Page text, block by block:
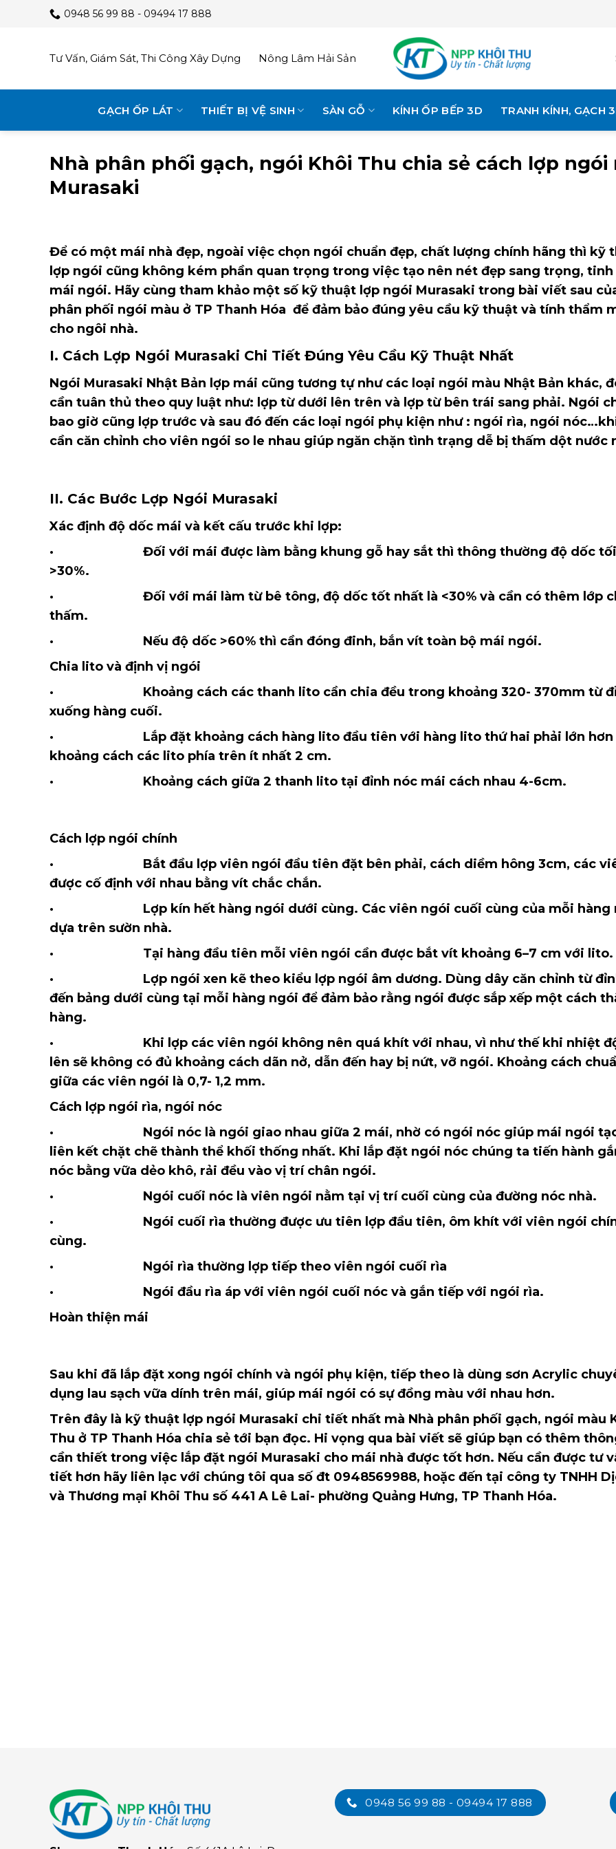
0948 56 99 88 - 09494 17 888
Tư Vấn, Giám Sát, Thi Công Xây Dựng Nông Lâm Hải Sản
GẠCH ỐP LÁT THIẾT BỊ VỆ SINH SÀN GỖ KÍNH ỐP BẾP 3D TRANH KÍNH, GẠCH
Nhà phân phối gạch, ngói Khôi Thu chia sẻ cách lợp ngói
Murasaki
Để có một mái nhà đẹp, ngoài việc chọn ngói chuẩn đẹp, chất lượng chính hãng thì kỹ
lợp ngói cũng không kém phần quan trọng trong việc tạo nên nét đẹp sang trọng, tinh
mái ngói. Hãy cùng tham khảo một số kỹ thuật lợp ngói Murasaki trong bài viết sau
phân phối ngói màu ở TP Thanh Hóa để đảm bảo đúng yêu cầu kỹ thuật và tính thẩm
cho ngôi nhà.
I. Cách Lợp Ngói Murasaki Chi Tiết Đúng Yêu Cầu Kỹ Thuật Nhất
Ngói Murasaki Nhật Bản lợp mái cũng tương tự như các loại ngói màu Nhật Bản khác,
cần tuân thủ theo quy luật như: lợp từ dưới lên trên và lợp từ bên trái sang phải. Ngói
bao giờ cũng lợp trước và sau đó đến các loại ngói phụ kiện như : ngói rìa, ngói
cần căn chỉnh cho viên ngói so le nhau giúp ngăn chặn tình trạng dễ bị thấm dột nước
II. Các Bước Lợp Ngói Murasaki
Xác định độ dốc mái và kết cấu trước khi lợp:
· Đối với mái được làm bằng khung gỗ hay sắt thì thông thường độ dốc tối
>30%.
· Đối với mái làm từ bê tông, độ dốc tốt nhất là <30% và cần có thêm lớp
thấm.
· Nếu độ dốc >60% thì cần đóng đinh, bắn vít toàn bộ mái ngói.
Chia lito và định vị ngói
· Khoảng cách các thanh lito cần chia đều trong khoảng 320- 370mm từ
xuống hàng cuối.
· Lắp đặt khoảng cách hàng lito đầu tiên với hàng lito thứ hai phải lớn hơn
khoảng cách các lito phía trên ít nhất 2 cm.
· Khoảng cách giữa 2 thanh lito tại đỉnh nóc mái cách nhau 4-6cm.
Cách lợp ngói chính
· Bắt đầu lợp viên ngói đầu tiên đặt bên phải, cách diềm hông 3cm, các
được cố định với nhau bằng vít chắc chắn.
· Lợp kín hết hàng ngói dưới cùng. Các viên ngói cuối cùng của mỗi hàng
dựa trên sườn nhà.
· Tại hàng đầu tiên mỗi viên ngói cần được bắt vít khoảng 6–7 cm với lito.
· Lợp ngói xen kẽ theo kiểu lợp ngói âm dương. Dùng dây căn chỉnh từ
đến bảng dưới cùng tại mỗi hàng ngói để đảm bảo rằng ngói được sắp xếp một cách
hàng.
· Khi lợp các viên ngói không nên quá khít với nhau, vì như thế khi nhiệt
lên sẽ không có đủ khoảng cách dãn nở, dẫn đến hay bị nứt, vỡ ngói. Khoảng cách
giữa các viên ngói là 0,7- 1,2 mm.
Cách lợp ngói rìa, ngói nóc
· Ngói nóc là ngói giao nhau giữa 2 mái, nhờ có ngói nóc giúp mái ngói
liên kết chặt chẽ thành thể khối thống nhất. Khi lắp đặt ngói nóc chúng ta tiến hành
nóc bằng vữa dẻo khô, rải đều vào vị trí chân ngói.
· Ngói cuối nóc là viên ngói nằm tại vị trí cuối cùng của đường nóc nhà.
· Ngói cuối rìa thường được ưu tiên lợp đầu tiên, ôm khít với viên ngói
cùng.
· Ngói rìa thường lợp tiếp theo viên ngói cuối rìa
· Ngói đầu rìa áp với viên ngói cuối nóc và gắn tiếp với ngói rìa.
Hoàn thiện mái
Sau khi đã lắp đặt xong ngói chính và ngói phụ kiện, tiếp theo là dùng sơn Acrylic
dụng lau sạch vữa dính trên mái, giúp mái ngói có sự đồng màu với nhau hơn.
Trên đây là kỹ thuật lợp ngói Murasaki chi tiết nhất mà Nhà phân phối gạch, ngói màu
Thu ở TP Thanh Hóa chia sẻ tới bạn đọc. Hi vọng qua bài viết sẽ giúp bạn có thêm
cần thiết trong việc lắp đặt ngói Murasaki cho mái nhà được tốt hơn. Nếu cần được tư
tiết hơn hãy liên lạc với chúng tôi qua số đt 0948569988, hoặc đến tại công ty TNHH
và Thương mại Khôi Thu số 441 A Lê Lai- phường Quảng Hưng, TP Thanh Hóa.
0948 56 99 88 - 09494 17 888